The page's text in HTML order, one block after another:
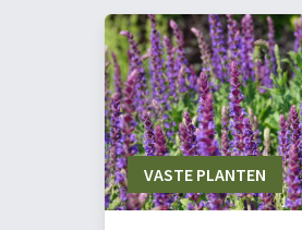
VASTE PLANTEN